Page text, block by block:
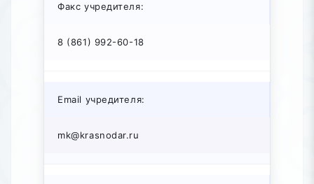
Факс учредителя:
8 (861) 992-60-18
Email учредителя:
mk@krasnodar.ru